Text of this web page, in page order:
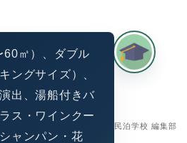
民泊学校 編集部
㎡）、ダブル
ングサイズ）、
出、湯船付きバ
ス・ワインクー
ャンパン・花